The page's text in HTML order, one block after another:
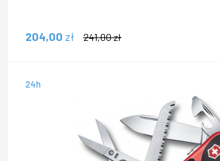
204,00 zł 241,00zł
24h